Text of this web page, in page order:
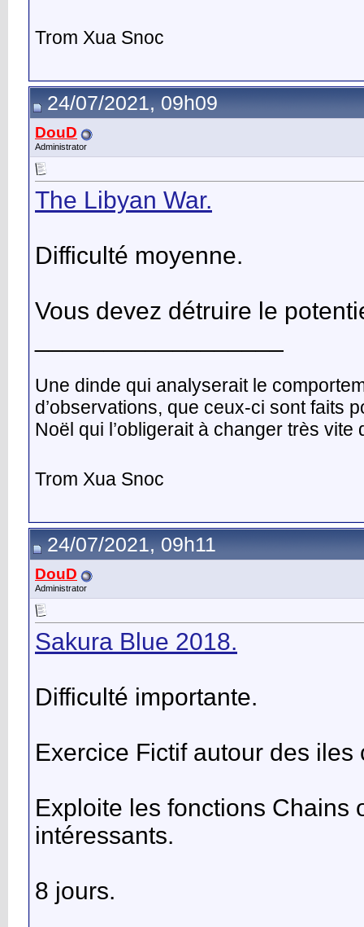
Trom Xua Snoc
24/07/2021, 09h09
DouD
Administrator
The Libyan War.
Difficulté moyenne.
Vous devez détruire le
Une dinde qui analyserait le
d’observations, que ceux-ci sont faits
Noël qui l’obligerait à changer très
Trom Xua Snoc
24/07/2021, 09h11
DouD
Administrator
Sakura Blue 2018.
Difficulté importante.
Exercice Fictif autour des
Exploite les fonctions Chains
intéressants.
8 jours.